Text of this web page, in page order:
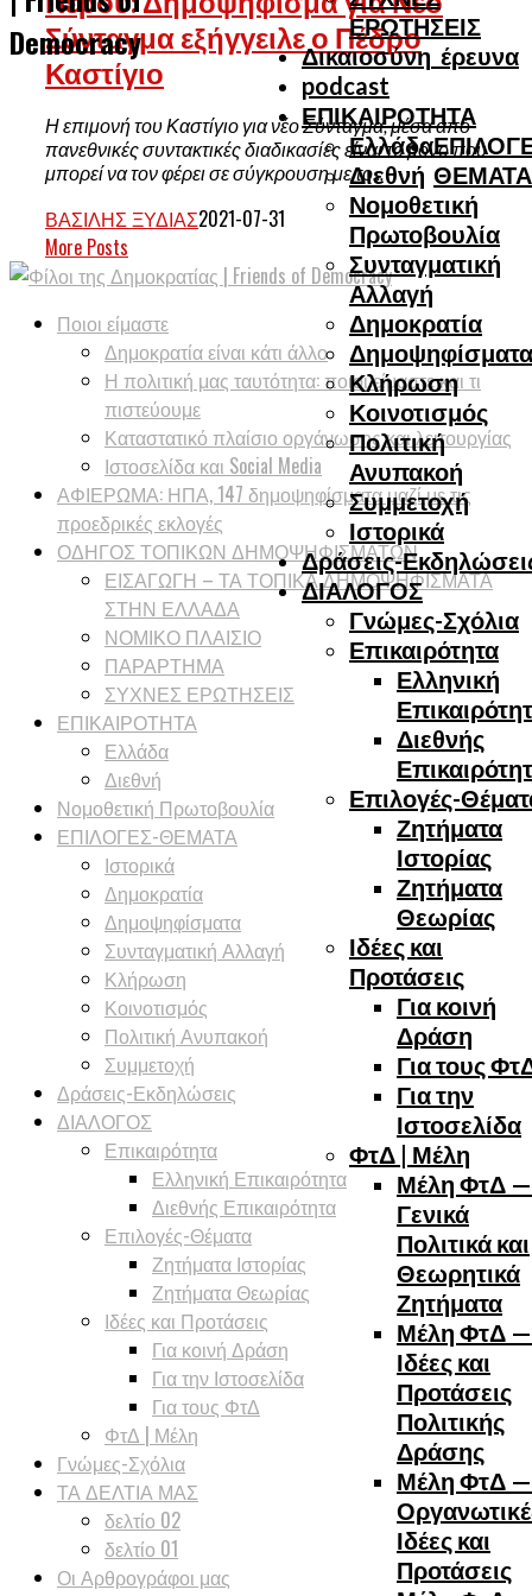
Democracy
ΕΡΩΤΗΣΕΙΣ
Δικαιοσύνη_έρευνα
podcast
ΕΠΙΚΑΙΡΟΤΗΤΑ
Ελλάδα
Διεθνή ΘΕΜΑΤΑ
Νομοθετική
Πρωτοβουλία
Συνταγματική
Αλλαγή
Δημοκρατία
Δημοψηφίσματα
Κλήρωση
Κοινοτισμός
Πολιτική
Ανυπακοή
Συμμετοχή
Ιστορικά
Δράσεις-
ΔΙΑΛΟΓΟΣ
Γνώμες-Σχόλια
Επικαιρότητα
Ελληνική
Διεθνής
Επιλογές-
Ζητήματα
Ιστορίας
Ζητήματα
Θεωρίας
Ιδέες και
Προτάσεις
Για κοινή
Δράση
Για τους
Για την
Ιστοσελίδα
ΦτΔ | Μέλη
Μέλη ΦτΔ —
Γενικά
Πολιτικά και
Θεωρητικά
Ζητήματα
Μέλη ΦτΔ —
Ιδέες και
Προτάσεις
Πολιτικής
Δράσης
Μέλη ΦτΔ —
Ιδέες και
Προτάσεις
Σύνταγμα εξήγγειλε ο Πέδρο
Καστίγιο
Η επιμονή του Καστίγιο για νέο Σύνταγμα, μέσα από
πανεθνικές συντακτικές διαδικασίες είναι το μόνο που
μπορεί να τον φέρει σε σύγκρουση με το...
ΒΑΣΊΛΗΣ ΞΥΔΙΆΣ2021-07-31
More Posts
Ποιοι είμαστε
Δημοκρατία είναι κάτι άλλο
Η πολιτική μας ταυτότητα: ποιοι είμαστε και τι
πιστεύουμε
Καταστατικό πλαίσιο οργάνωσης και λειτουργίας
Ιστοσελίδα και Social Media
ΑΦΙΕΡΩΜΑ: ΗΠΑ, 147 δημοψηφίσματα μαζί με τις
προεδρικές εκλογές
ΟΔΗΓΟΣ ΤΟΠΙΚΩΝ ΔΗΜΟΨΗΦΙΣΜΑΤΩΝ
ΕΙΣΑΓΩΓΗ – ΤΑ ΤΟΠΙΚΑ ΔΗΜΟΨΗΦΙΣΜΑΤΑ
ΣΤΗΝ ΕΛΛΑΔΑ
ΝΟΜΙΚΟ ΠΛΑΙΣΙΟ
ΠΑΡΑΡΤΗΜΑ
ΣΥΧΝΕΣ ΕΡΩΤΗΣΕΙΣ
ΕΠΙΚΑΙΡΟΤΗΤΑ
Ελλάδα
Διεθνή
Νομοθετική Πρωτοβουλία
ΕΠΙΛΟΓΕΣ-ΘΕΜΑΤΑ
Ιστορικά
Δημοκρατία
Δημοψηφίσματα
Συνταγματική Αλλαγή
Κλήρωση
Κοινοτισμός
Πολιτική Ανυπακοή
Συμμετοχή
Δράσεις-Εκδηλώσεις
ΔΙΑΛΟΓΟΣ
Επικαιρότητα
Ελληνική Επικαιρότητα
Διεθνής Επικαιρότητα
Επιλογές-Θέματα
Ζητήματα Ιστορίας
Ζητήματα Θεωρίας
Ιδέες και Προτάσεις
Για κοινή Δράση
Για την Ιστοσελίδα
Για τους ΦτΔ
ΦτΔ | Μέλη
Γνώμες-Σχόλια
ΤΑ ΔΕΛΤΙΑ ΜΑΣ
δελτίο 02
δελτίο 01
Οι Αρθρογράφοι μας